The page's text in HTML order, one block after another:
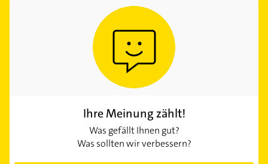
Ihre Meinung zählt!
Was gefällt Ihnen gut?
Was sollten wir verbessern?